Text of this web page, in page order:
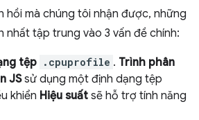
hồi mà chúng tôi nhận được, những
nhất tập trung vào 3 vấn đề chính:
tệp .cpuprofile . Trình phân
JSsử dụng một định dạng tệp
khiển Hiệu suất sẽ hỗ trợ tính năng